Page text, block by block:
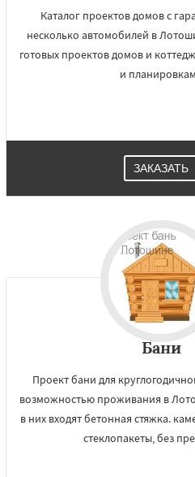
Каталог проектов домов с
несколько автомобилей в
готовых проектов домов и
и
ЗАКАЗАТЬ
Бани
Проект бани для
возможностью проживания в
в них входят бетонная стяжка.
стеклопакеты, без